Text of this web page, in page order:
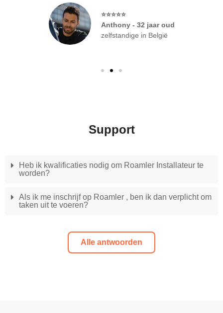
⭐⭐⭐⭐⭐
Anthony - 32 jaar oud
zelfstandige in België
Support
Heb ik kwalificaties nodig om Roamler Installateur te
worden?
Als ik me inschrijf op Roamler , ben ik dan verplicht om
taken uit te voeren?
Alle antwoorden